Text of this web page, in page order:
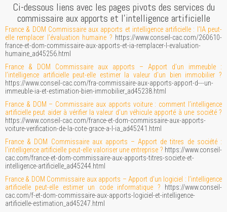
Ci-dessous liens avec les pages pivots des services du
commissaire aux apports et l’intelligence artificielle
France & DOM Commissaire aux apports et intelligence artificielle : l’IA peut-
elle remplacer l’évaluation humaine ? https://www.conseil-cac.com/260610-
france-et-dom-commissaire-aux-apports-et-ia-remplacer-l-evaluation-
humaine_ad45256.html
France & DOM Commissaire aux apports – Apport d’un immeuble :
l’intelligence artificielle peut-elle estimer la valeur d’un bien immobilier ?
https://www.conseil-cac.com/fra-commissaire-aux-apports-apport-d---un-
immeuble-ia-et-estimation-bien-immobilier_ad45238.html
France & DOM – Commissaire aux apports voiture : comment l’intelligence
artificielle peut aider à vérifier la valeur d’un véhicule apporté à une société ?
https://www.conseil-cac.com/france-et-dom-commissaire-aux-apports-
voiture-verification-de-la-cote-grace-a-l-ia_ad45241.html
France & DOM Commissaire aux apports – Apport de titres de société :
l’intelligence artificielle peut-elle valoriser une entreprise ? https://www.conseil-
cac.com/france-et-dom-commissaire-aux-apports-titres-societe-et-
intelligence-artificielle_ad45244.html
France & DOM Commissaire aux apports – Apport d’un logiciel : l’intelligence
artificielle peut-elle estimer un code informatique ? https://www.conseil-
cac.com/f-et-dom-commissaire-aux-apports-logiciel-et-intelligence-
artificielle-estimation_ad45247.html